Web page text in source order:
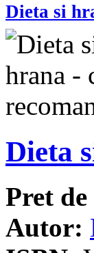
Dieta si
Dieta
Pret
Autor: